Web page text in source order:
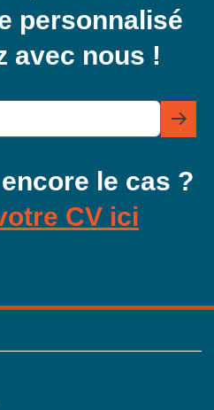
personnalisé
avec nous !
le cas ?
CV ici